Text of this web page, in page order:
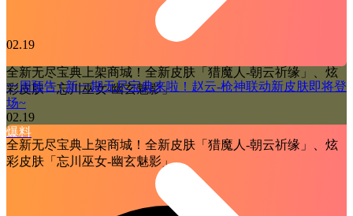
02.19
全新无尽宝典上架商城！全新皮肤「猎魔人-朝云祈缘」、炫
彩皮肤「忘川巫女-幽玄魅影」
02.19
全新无尽宝典上架商城！全新皮肤「猎魔人-朝云祈缘」、炫
彩皮肤「忘川巫女-幽玄魅影」
一周预告 | 新一期无尽宝典来啦！赵云-枪神联动新皮肤即将登
场~
爆料